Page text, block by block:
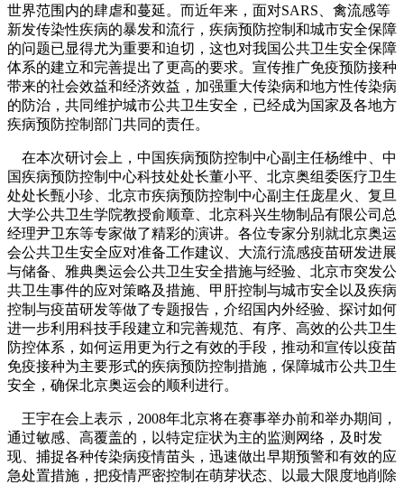
世界范围内的肆虐和蔓延。而近年来，面对SARS、禽流感等
新发传染性疾病的暴发和流行，疾病预防控制和城市安全保障
的问题已显得尤为重要和迫切，这也对我国公共卫生安全保障
体系的建立和完善提出了更高的要求。宣传推广免疫预防接种
带来的社会效益和经济效益，加强重大传染病和地方性传染病
的防治，共同维护城市公共卫生安全，已经成为国家及各地方
疾病预防控制部门共同的责任。
在本次研讨会上，中国疾病预防控制中心副主任杨维中、中
国疾病预防控制中心科技处处长董小平、北京奥组委医疗卫生
处处长甄小珍、北京市疾病预防控制中心副主任庞星火、复旦
大学公共卫生学院教授俞顺章、北京科兴生物制品有限公司总
经理尹卫东等专家做了精彩的演讲。各位专家分别就北京奥运
会公共卫生安全应对准备工作建议、大流行流感疫苗研发进展
与储备、雅典奥运会公共卫生安全措施与经验、北京市突发公
共卫生事件的应对策略及措施、甲肝控制与城市安全以及疾病
控制与疫苗研发等做了专题报告，介绍国内外经验、探讨如何
进一步利用科技手段建立和完善规范、有序、高效的公共卫生
防控体系，如何运用更为行之有效的手段，推动和宣传以疫苗
免疫接种为主要形式的疾病预防控制措施，保障城市公共卫生
安全，确保北京奥运会的顺利进行。
王宇在会上表示，2008年北京将在赛事举办前和举办期间，
通过敏感、高覆盖的，以特定症状为主的监测网络，及时发
现、捕捉各种传染病疫情苗头，迅速做出早期预警和有效的应
急处置措施，把疫情严密控制在萌芽状态、以最大限度地削除